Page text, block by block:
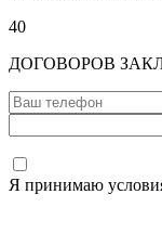
40
ДОГОВОРОВ
Я принимаю